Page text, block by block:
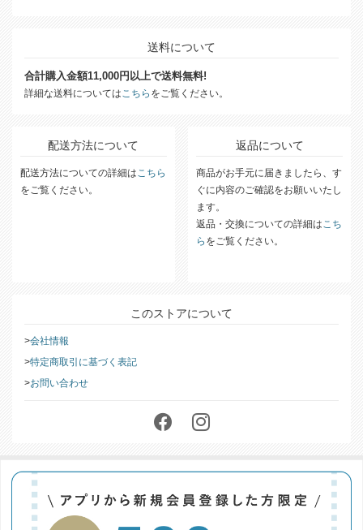
送料について
合計購入金額11,000円以上で送料無料!
詳細な送料についてはこちら をご覧ください。
配送方法について
配送方法についての詳細はこちら
をご覧ください。
返品について
商品がお手元に届きましたら、す
ぐに内容のご確認をお願いいたし
ます。
返品・交換についての詳細はこち
ら をご覧ください。
このストアについて
会社情報
特定商取引に基づく表記
お問い合わせ